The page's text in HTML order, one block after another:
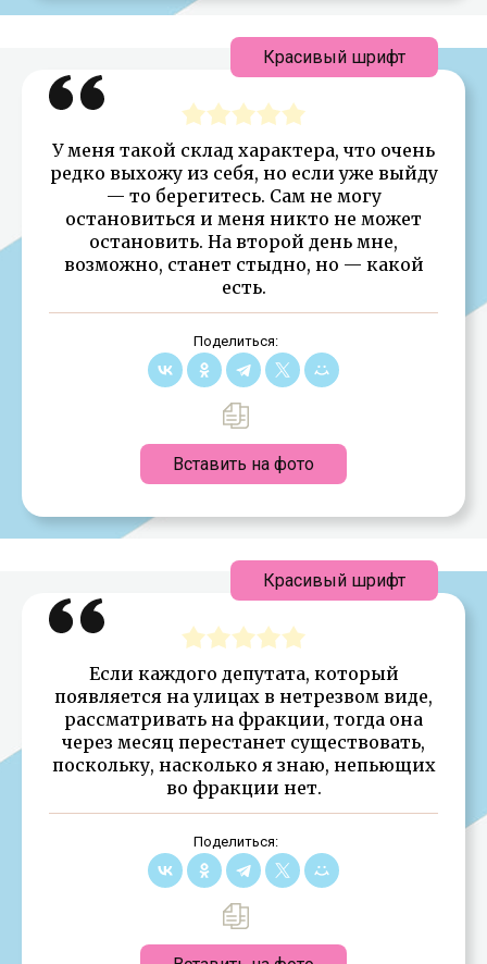
У меня такой склад характера, что очень
редко выхожу из себя, но если уже выйду
— то берегитесь. Сам не могу
остановиться и меня никто не может
остановить. На второй день мне,
возможно, станет стыдно, но — какой
есть.
Поделиться:
Вставить на фото
Красивый шрифт
Если каждого депутата, который
появляется на улицах в нетрезвом виде,
рассматривать на фракции, тогда она
через месяц перестанет существовать,
поскольку, насколько я знаю, непьющих
во фракции нет.
Поделиться:
Красивый шрифт